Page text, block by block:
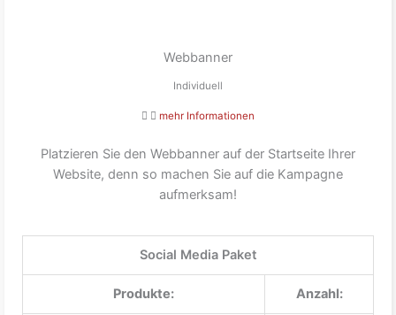
Webbanner
Individuell
mehr Informationen
Platzieren Sie den Webbanner auf der Startseite Ihrer
Website, denn so machen Sie auf die Kampagne
aufmerksam!
Social Media Paket
Produkte: Anzahl: